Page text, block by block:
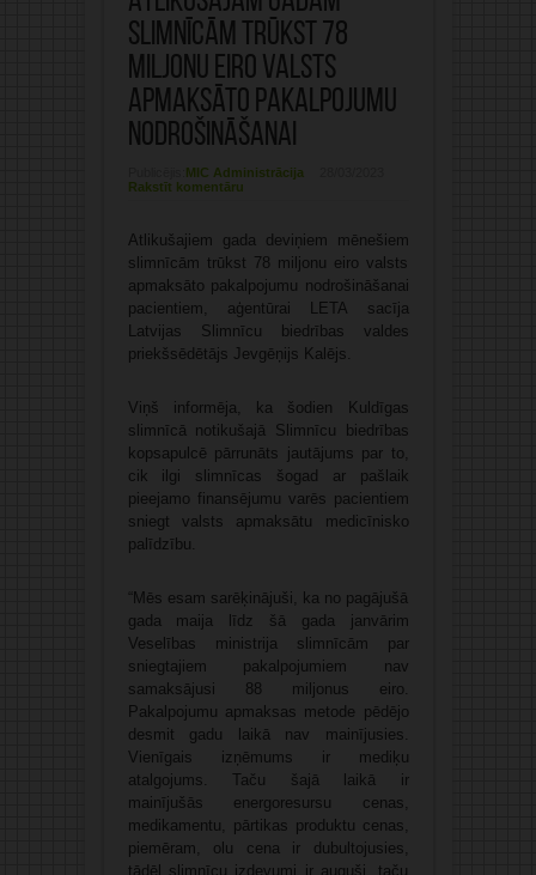
slimnīcām trūkst 78
miljonu eiro valsts
apmaksāto pakalpojumu
nodrošināšanai
MIC Administrācija
Rakstīt komentāru
Atlikušajiem gada deviņiem mēnešiem
slimnīcām trūkst 78 miljonu eiro valsts
apmaksāto pakalpojumu nodrošināšanai
pacientiem, aģentūrai LETA sacīja
Latvijas Slimnīcu biedrības valdes
priekšsēdētājs Jevgēņijs Kalējs.
Viņš informēja, ka šodien Kuldīgas
slimnīcā notikušajā Slimnīcu biedrības
kopsapulcē pārrunāts jautājums par to,
cik ilgi slimnīcas šogad ar pašlaik
pieejamo finansējumu varēs pacientiem
sniegt valsts apmaksātu medicīnisko
palīdzību.
“Mēs esam sarēķinājuši, ka no pagājušā
gada maija līdz šā gada janvārim
Veselības ministrija slimnīcām par
sniegtajiem pakalpojumiem nav
samaksājusi 88 miljonus eiro.
Pakalpojumu apmaksas metode pēdējo
desmit gadu laikā nav mainījusies.
Vienīgais izņēmums ir mediķu
atalgojums. Taču šajā laikā ir
mainījušās energoresursu cenas,
medikamentu, pārtikas produktu cenas,
piemēram, olu cena ir dubultojusies,
tādēļ slimnīcu izdevumi ir auguši, taču